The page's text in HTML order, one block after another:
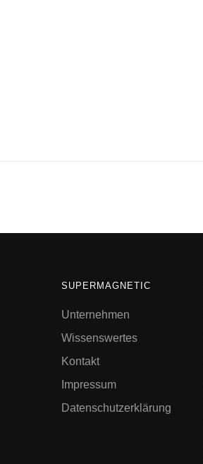
SUPERMAGNETIC
Unternehmen
Wissenswertes
Kontakt
Impressum
Datenschutzerklärung